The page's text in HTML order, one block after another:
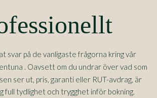
svar på de vanligaste frågorna kring vår
. Oavsett om du undrar över vad som
ser ut, pris, garanti eller RUT-avdrag, är
full tydlighet och trygghet inför bokning.